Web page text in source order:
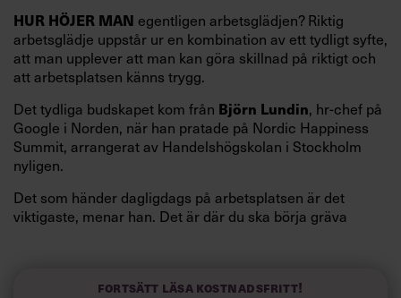
HUR HÖJER MAN egentligen arbetsglädjen? Riktig
arbetsglädje uppstår ur en kombination av ett tydligt syfte,
att man upplever att man kan göra skillnad på riktigt och
att arbetsplatsen känns trygg.
Det tydliga budskapet kom från Björn Lundin, hr-chef på
Google i Norden, när han pratade på Nordic Happiness
Summit, arrangerat av Handelshögskolan i Stockholm
nyligen.
Det som händer dagligdags på arbetsplatsen är det
viktigaste, menar han. Det är där du ska börja gräva
och höjt arbetsglädjen på Google:
Fortsätt läsa kostnadsfritt!